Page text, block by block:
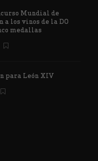
Mundial de
los vinos de la DO
medallas
para León XIV